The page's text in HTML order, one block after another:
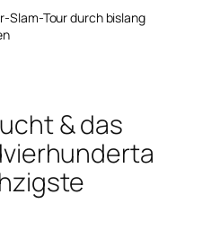
Slam-Tour durch bislang
& das